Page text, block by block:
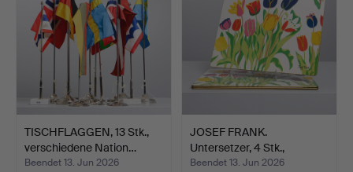
TISCHFLAGGEN, 13 Stk.,
verschiedene Nation…
Beendet 13. Jun 2026
JOSEF FRANK.
Untersetzer, 4 Stk.,
"Tulpan"…
Beendet 13. Jun 2026